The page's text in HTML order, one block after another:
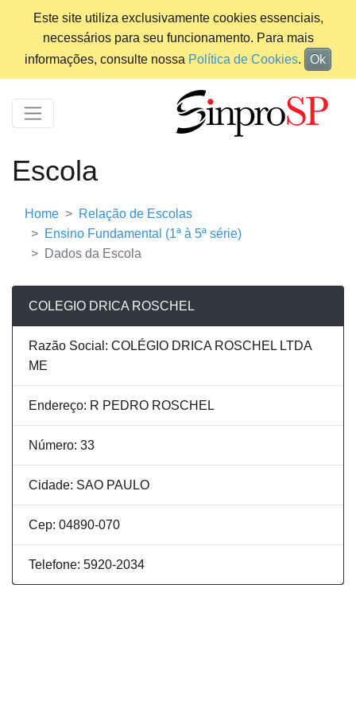
Este site utiliza exclusivamente cookies essenciais,
necessários para seu funcionamento. Para mais
informações, consulte nossa Política de Cookies. Ok
Escola
Home
Relação de Escolas
Ensino Fundamental (1ª à 5ª série)
Dados da Escola
COLEGIO DRICA ROSCHEL
Razão Social: COLÉGIO DRICA ROSCHEL LTDA
ME
Endereço: R PEDRO ROSCHEL
Número: 33
Cidade: SAO PAULO
Cep: 04890-070
Telefone: 5920-2034